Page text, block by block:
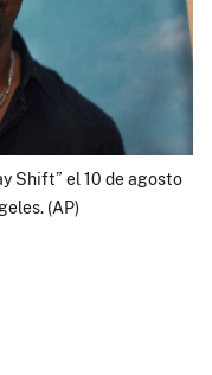
Shift” el 10 de agosto
(AP)